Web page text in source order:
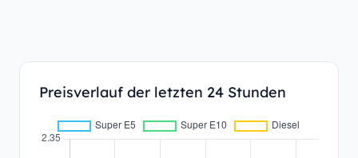
Preisverlauf der letzten 24 Stunden